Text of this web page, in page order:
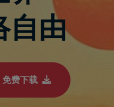
自由
免费下载